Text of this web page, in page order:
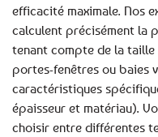
efficacité maximale. Nos
calculent précisément la
tenant compte de la taille
portes-fenêtres ou baies
caractéristiques
épaisseur et matériau).
choisir entre différentes